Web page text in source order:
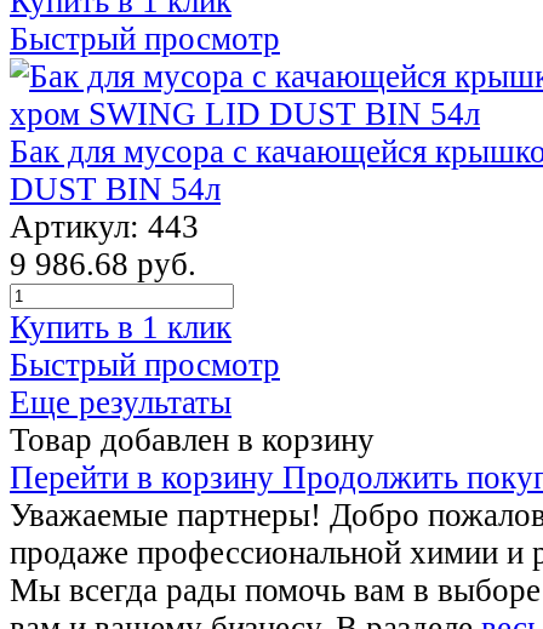
Быстрый просмотр
Бак для мусора с качающейся
DUST BIN 54л
Артикул: 443
9 986.68 руб.
Купить в 1 клик
Быстрый просмотр
Еще результаты
Товар добавлен в корзину
Перейти в корзину Продолжить
Уважаемые партнеры! Добро
продаже профессиональной химии и
Мы всегда рады помочь вам в